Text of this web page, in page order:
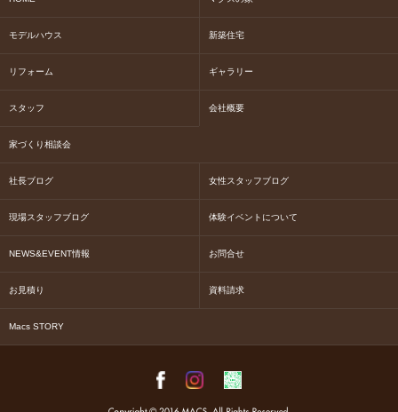
モデルハウス 新築住宅
リフォーム ギャラリー
スタッフ 会社概要
家づくり相談会
社長ブログ 女性スタッフブログ
現場スタッフブログ 体験イベントについて
NEWS&EVENT情報 お問合せ
お見積り 資料請求
Macs STORY